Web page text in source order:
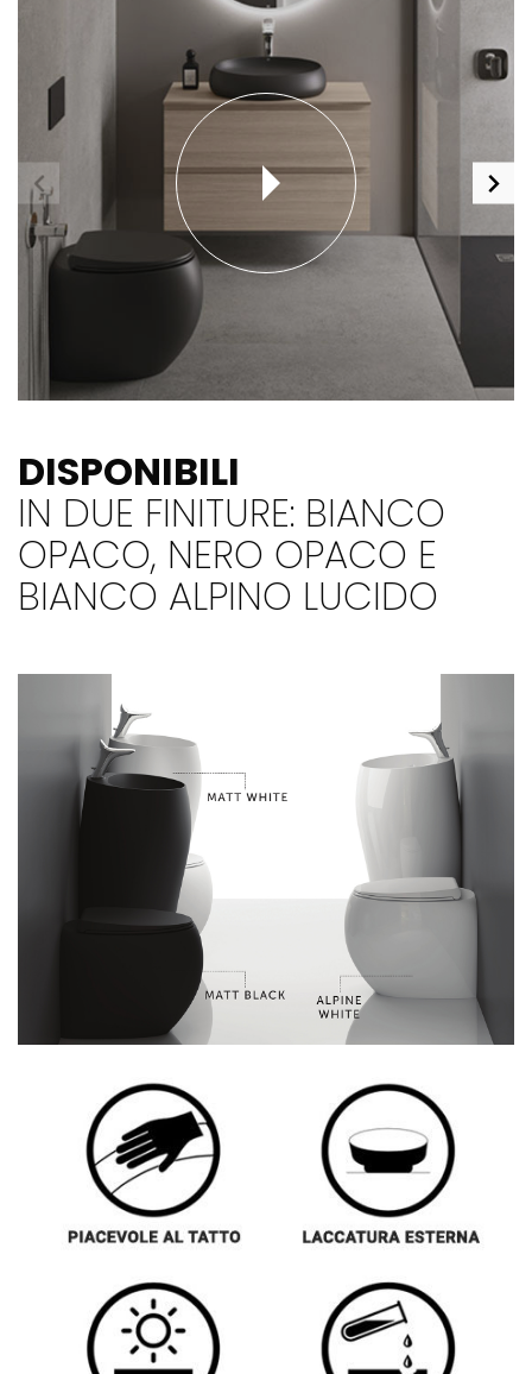
DISPONIBILI
IN DUE FINITURE: BIANCO
OPACO, NERO OPACO E
BIANCO ALPINO LUCIDO